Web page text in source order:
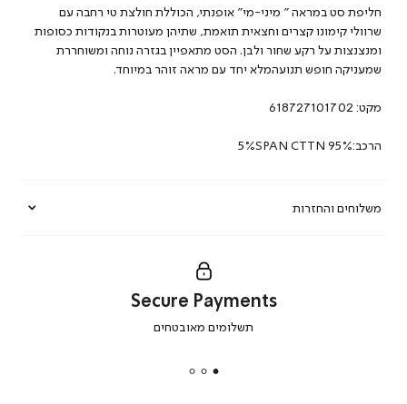
משלוחים והחזרות
חליפת סט במראה ” מיני-מי” אופנתי, הכוללת חולצת טי רחבה עם
שרוולי קימונו קצרים וחצאית תואמת, שתיהן מעוטרות בנקודות כסופות
ומנצנצות על רקע שחור ולבן. הסט מתאפיין בגזרה נוחה ומשוחררת
שמעניקה חופש תנועהמלא יחד עם מראה זוהר במיוחד.
מקט: 618727101702
הרכב:5%SPAN CTTN 95%
secure
Secure Payments
תשלומים מאובטחים